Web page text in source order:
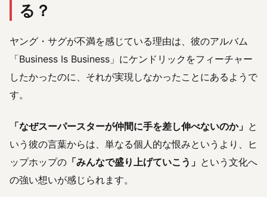
る？
ヤング・サグが不満を感じている理由は、彼のアルバム
「Business Is Business」にケンドリックをフィーチャー
したかったのに、それが実現しなかったことにあるようで
す。
「なぜスーパースターが仲間に手を差し伸べないのか」 と
いう彼の言葉からは、単なる個人的な恨みというより、ヒ
ップホップの 「みんなで盛り上げていこう」 という文化へ
の強い想いが感じられます。